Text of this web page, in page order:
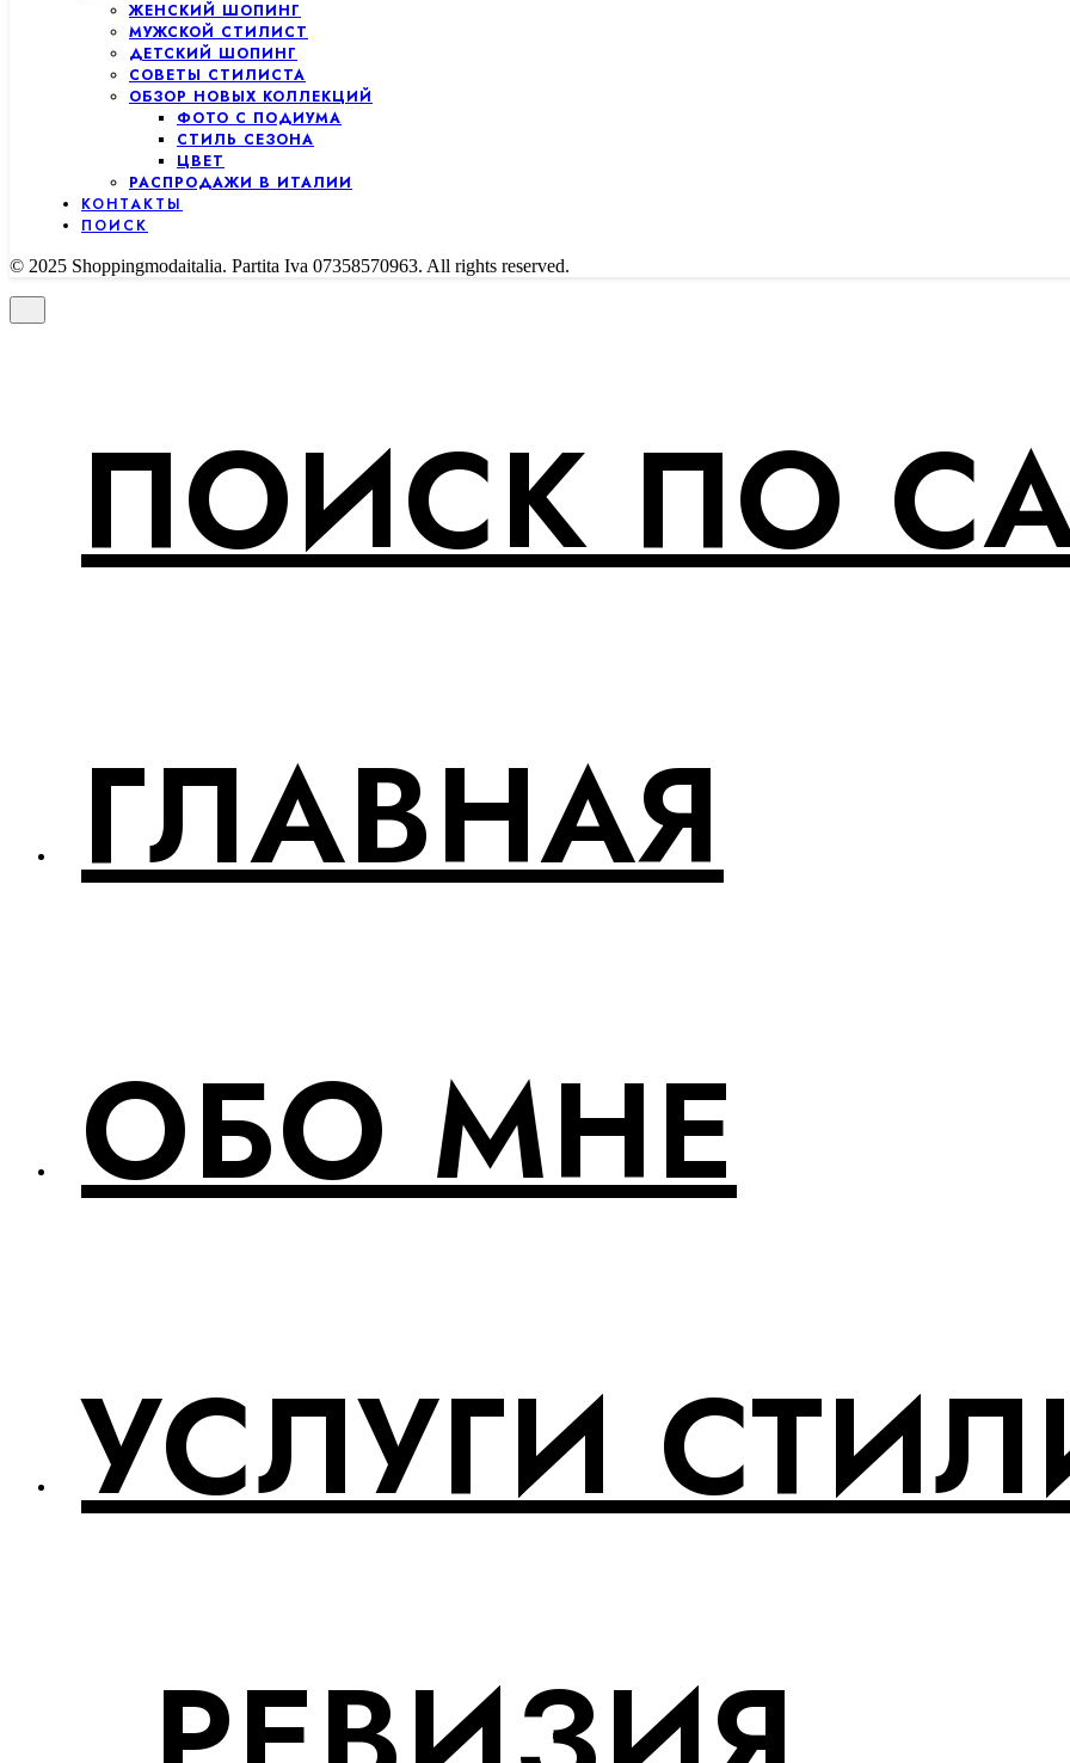
ЖЕНСКИЙ ШОПИНГ
МУЖСКОЙ СТИЛИСТ
ДЕТСКИЙ ШОПИНГ
СОВЕТЫ СТИЛИСТА
ОБЗОР НОВЫХ КОЛЛЕКЦИЙ
ФОТО С ПОДИУМА
СТИЛЬ СЕЗОНА
ЦВЕТ
РАСПРОДАЖИ В ИТАЛИИ
КОНТАКТЫ
ПОИСК
© 2025 Shoppingmodaitalia. Partita Iva 07358570963. All rights reserved.
ПОИСК ПО
ГЛАВНАЯ
ОБО МНЕ
УСЛУГИ